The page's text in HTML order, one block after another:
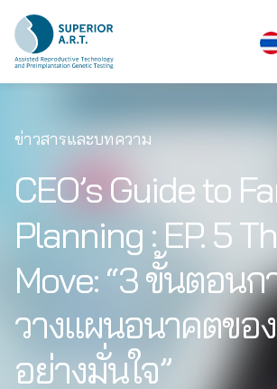
content
ข่าวสารและบทความ
CEO’s Guide to
Planning : EP. 5
Move: “3 ขั้นตอนก
วางแผนอนาคตข
อย่างมั่นใจ”